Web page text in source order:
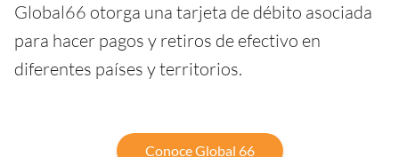
Global66 otorga una tarjeta de débito asociada
para hacer pagos y retiros de efectivo en
diferentes países y territorios.
Conoce Global 66